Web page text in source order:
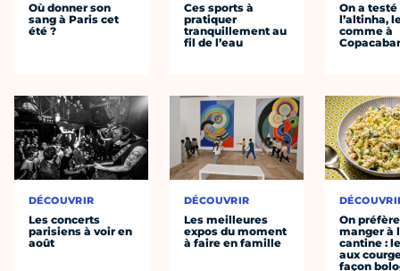
Où donner son
sang à Paris cet
été ?
DÉCOUVRIR
Les concerts
parisiens à voir en
août
Ces sports à
pratiquer
tranquillement au
fil de l’eau
DÉCOUVRIR
Les meilleures
expos du moment
à faire en famille
On a testé
l’altinha,
comme à
On préfère
manger à
cantine :
aux
façon